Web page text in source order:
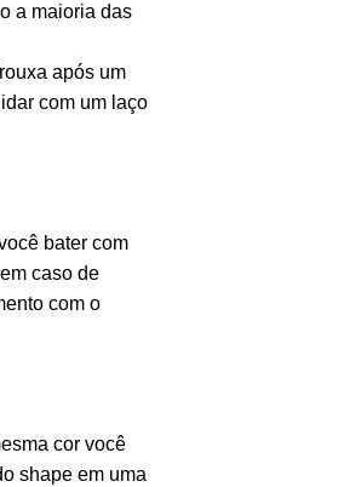
a maioria das
após um
com um laço
bater com
caso de
com o
cor você
shape em uma